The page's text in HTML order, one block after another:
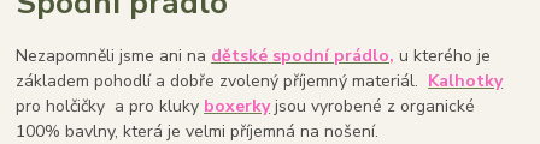
Nezapomněli jsme ani na dětské spodní prádlo, u kterého je
základem pohodlí a dobře zvolený příjemný materiál. Kalhotky
pro holčičky a pro kluky boxerkyjsou vyrobené z organické
100% bavlny, která je velmi příjemná na nošení.